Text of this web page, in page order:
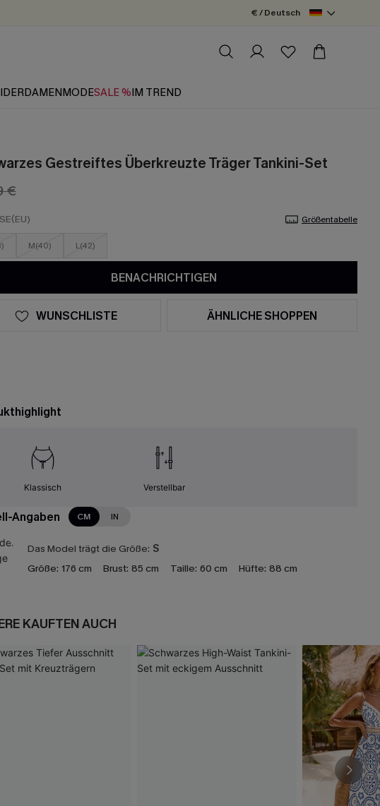
€ / Deutsch
DAMENMODESALE %IM TREND
Gestreiftes Überkreuzte Träger Tankini-Set
€
Größentabelle
M(40) L(42)
BENACHRICHTIGEN
WUNSCHLISTE ÄHNLICHE SHOPPEN
Klassisch Verstellbar
Angaben CM IN
Das Model trägt die Größe: S
Größe: 176 cm Brust: 85 cm Taille: 60 cm Hüfte: 88 cm
KAUFTEN AUCH